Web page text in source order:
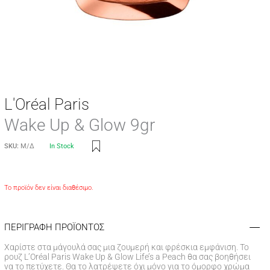
L'Oréal Paris
Wake Up & Glow 9gr
SKU: Μ/Δ In Stock
Το προϊόν δεν είναι διαθέσιμο.
ΠΕΡΙΓΡΑΦΗ ΠΡΟΪΟΝΤΟΣ
Χαρίστε στα μάγουλά σας μια ζουμερή και φρέσκια εμφάνιση. Το
ρουζ L’Oréal Paris Wake Up & Glow Life’s a Peach θα σας βοηθήσει
να το πετύχετε. Θα το λατρέψετε όχι μόνο για το όμορφο χρώμα